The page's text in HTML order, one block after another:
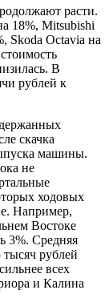
расти.
18%, Mitsubishi
Skoda Octavia на
В
рублей к
скачка
машины.
не
ходовых
Например,
Востоке
3%. Средняя
рублей
всех
и Калина